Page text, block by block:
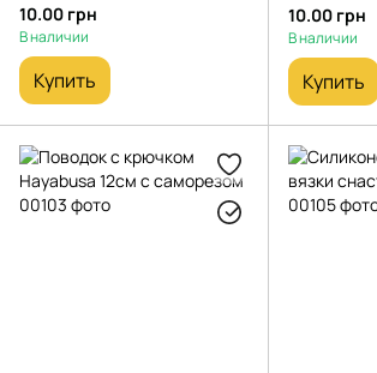
10.00 грн
В наличии
Купить
10.00 грн
В наличии
Купить